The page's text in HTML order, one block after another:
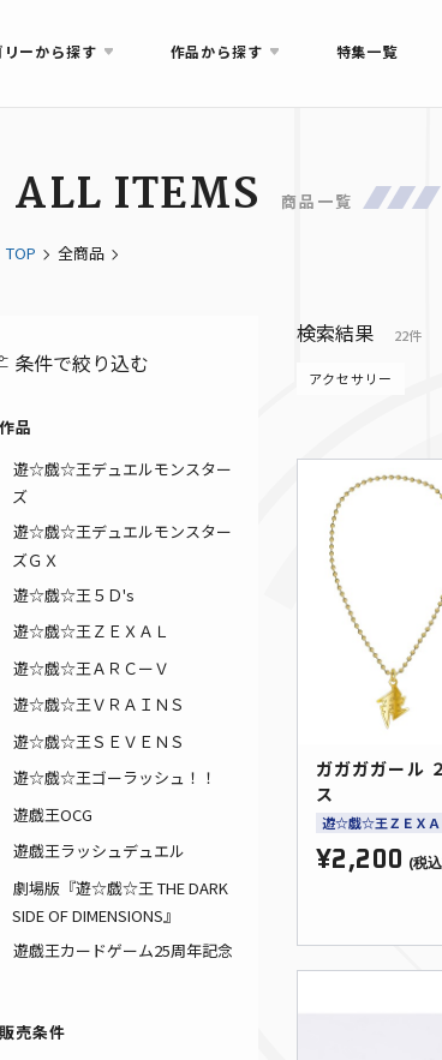
リーから探す 作品から探す 特集一覧
ALL ITEMS 商品一覧
TOP 全商品
条件で絞り込む
作品
遊☆戯☆王デュエルモンスター
ズ
遊☆戯☆王デュエルモンスター
ズＧＸ
遊☆戯☆王５Ｄ's
遊☆戯☆王ＺＥＸＡＬ
遊☆戯☆王ＡＲＣーＶ
遊☆戯☆王ＶＲＡＩＮＳ
遊☆戯☆王ＳＥＶＥＮＳ
遊☆戯☆王ゴーラッシュ！！
遊戯王OCG
遊戯王ラッシュデュエル
劇場版『遊☆戯☆王 THE DARK
SIDE OF DIMENSIONS』
遊戯王カードゲーム25周年記念
販売条件
検索結果 22件
アクセサリー
ガガガガール
ス
遊☆戯☆王ＺＥＸＡ
¥2,200 (税